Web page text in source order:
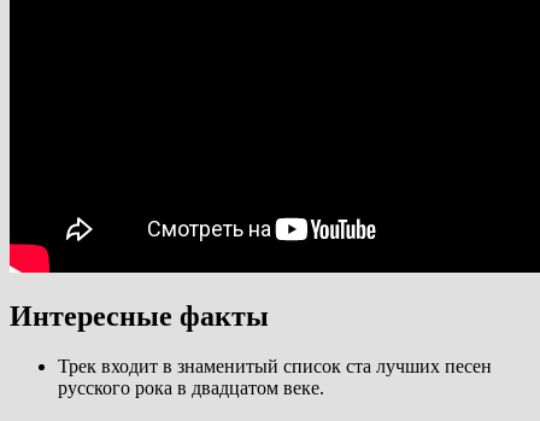
Интересные факты
Трек входит в знаменитый список ста лучших песен
русского рока в двадцатом веке.